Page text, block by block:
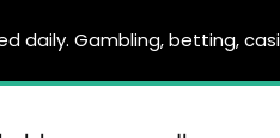
Gambling, betting,